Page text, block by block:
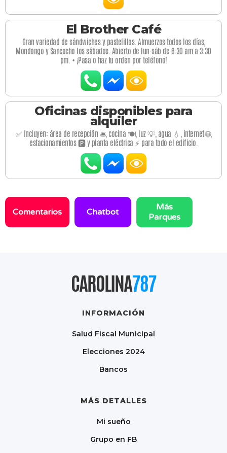
El Brother Café
Gran variedad de sándwiches y pastelillos. Almuerzos todos los días,
Mondongo y Sancocho los sábados. Abierto de lun-sáb de 6:30 am a 3:30
pm. • ¡Pasa o haz tu orden por teléfono!
Oficinas disponibles para
alquiler
✅ Incluyen: área de recepción 🛎️, cocina 🍽️, luz 💡, agua 💧, internet 🌐,
estacionamientos 🅿️ y planta eléctrica ⚡ para todo el edificio.
Comentarios Chatbot
Más
Parques
CAROLINA787
INFORMACIÓN
Salud Fiscal Municipal
Elecciones 2024
Bancos
MÁS DETALLES
Mi sueño
Grupo en FB